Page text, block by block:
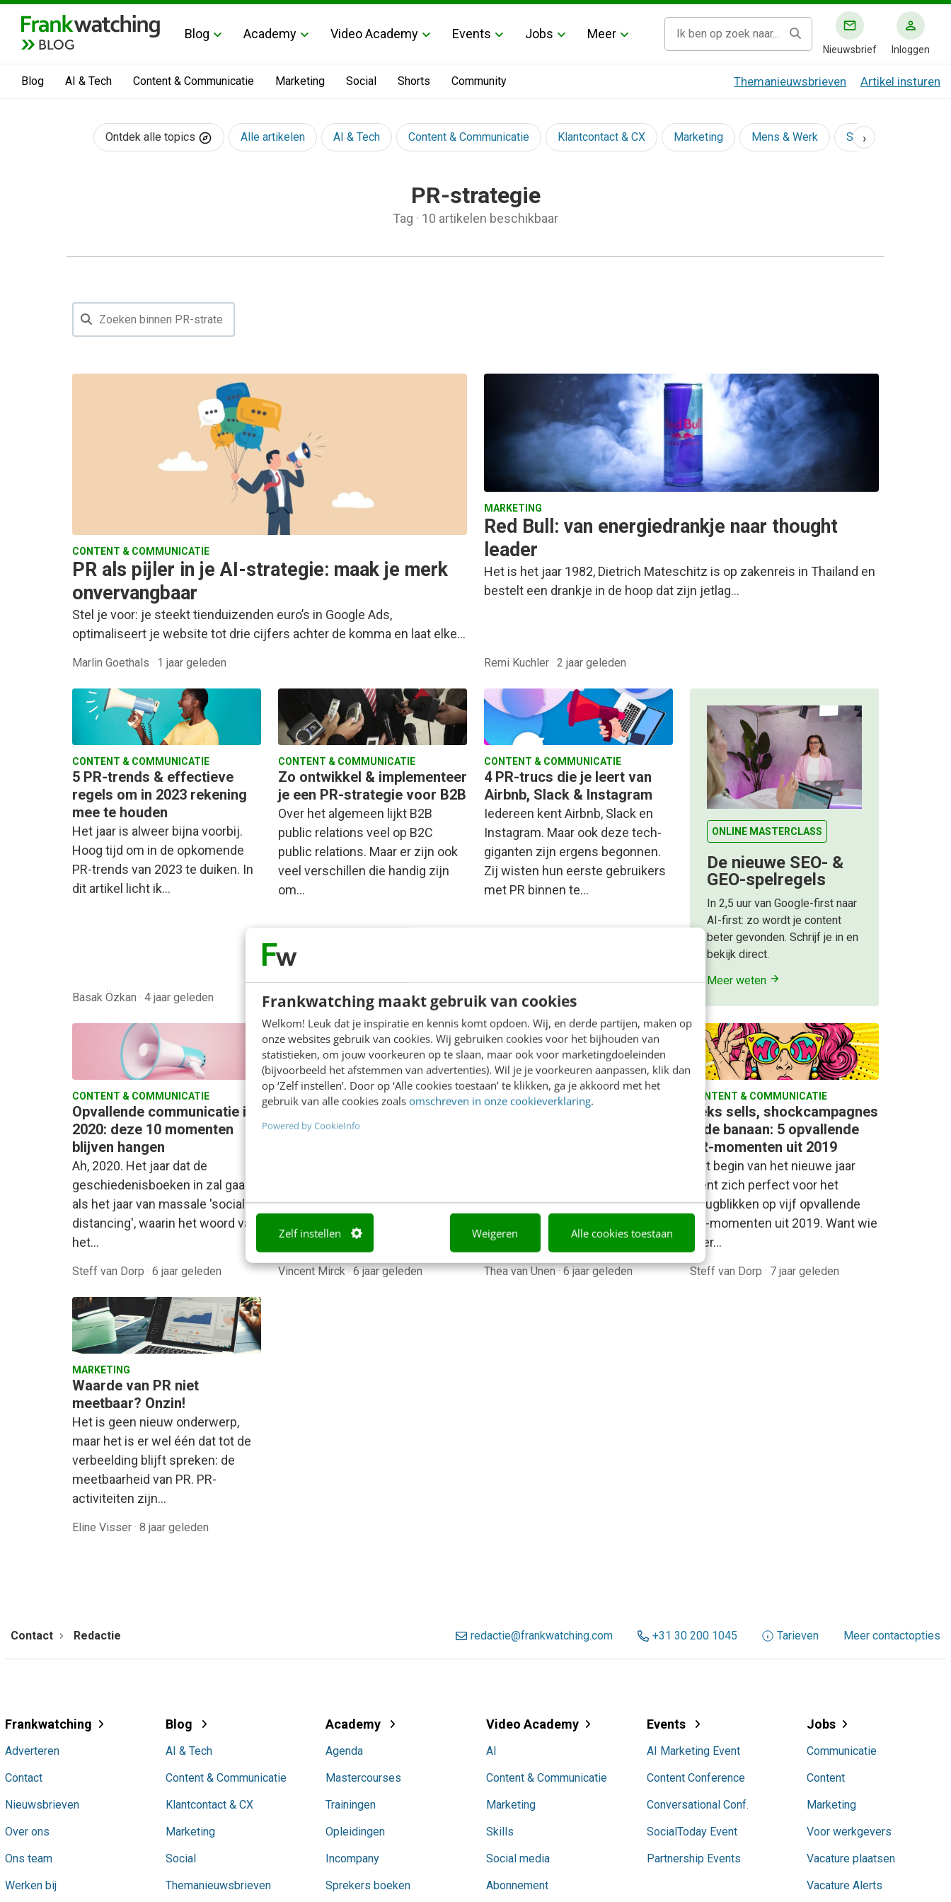
Frankwatching maakt gebruik van cookies
Welkom! Leuk dat je inspiratie en kennis komt opdoen. Wij, en derde partijen, maken op
onze websites gebruik van cookies. Wij gebruiken cookies voor het bijhouden van
statistieken, om jouw voorkeuren op te slaan, maar ook voor marketingdoeleinden
(bijvoorbeeld het afstemmen van advertenties). Wil je je voorkeuren aanpassen, klik dan
op ‘Zelf instellen’. Door op ‘Alle cookies toestaan’ te klikken, ga je akkoord met het
gebruik van alle cookies zoals omschreven in onze cookieverklaring.
Powered by CookieInfo
Zelf instellen Weigeren Alle cookies toestaan
BLOG
Blog Academy Video Academy Events Jobs Meer
Nieuwsbrief Inloggen
Blog AI & Tech Content & Communicatie Marketing Social Shorts Community Themanieuwsbrieven Artikel insturen
Ontdek alle topics Alle artikelen AI & Tech Content & Communicatie Klantcontact & CX Marketing Mens & Werk Social
›
PR-strategie
Tag · 10 artikelen beschikbaar
CONTENT & COMMUNICATIE
PR als pijler in je AI-strategie: maak je merk
onvervangbaar
Stel je voor: je steekt tienduizenden euro’s in Google Ads,
optimaliseert je website tot drie cijfers achter de komma en laat elke…
Marlin Goethals · 1 jaar geleden
MARKETING
Red Bull: van energiedrankje naar thought
leader
Het is het jaar 1982, Dietrich Mateschitz is op zakenreis in Thailand en
bestelt een drankje in de hoop dat zijn jetlag…
Remi Kuchler · 2 jaar geleden
CONTENT & COMMUNICATIE
5 PR-trends & effectieve
regels om in 2023 rekening
mee te houden
Het jaar is alweer bijna voorbij.
Hoog tijd om in de opkomende
PR-trends van 2023 te duiken. In
dit artikel licht ik…
Basak Özkan · 4 jaar geleden
CONTENT & COMMUNICATIE
Zo ontwikkel & implementeer
je een PR-strategie voor B2B
Over het algemeen lijkt B2B
public relations veel op B2C
public relations. Maar er zijn ook
veel verschillen die handig zijn
om…
Basak Özkan· 5 jaar geleden
CONTENT & COMMUNICATIE
4 PR-trucs die je leert van
Airbnb, Slack & Instagram
Iedereen kent Airbnb, Slack en
Instagram. Maar ook deze tech-
giganten zijn ergens begonnen.
Zij wisten hun eerste gebruikers
met PR binnen te…
Aaron Mirck· 5 jaar geleden
ONLINE MASTERCLASS
De nieuwe SEO- &
GEO-spelregels
In 2,5 uur van Google-first naar
AI-first: zo wordt je content
beter gevonden. Schrijf je in en
bekijk direct.
Meer weten
CONTENT & COMMUNICATIE
Opvallende communicatie in
2020: deze 10 momenten
blijven hangen
Ah, 2020. Het jaar dat de
geschiedenisboeken in zal gaan
als het jaar van massale 'social
distancing', waarin het woord van
het…
Steff van Dorp · 6 jaar geleden
CONTENT & COMMUNICATIE
verhalen & stakeholders
serieus samenvatten. De kracht
van Public Relations…
Vincent Mirck· 6 jaar geleden
CONTENT & COMMUNICATIE
Niet het persbericht is dood,
gespam spuugzat is en de stijl…
Thea van Unen· 6 jaar geleden
CONTENT & COMMUNICATIE
Seks sells, shockcampagnes
& de banaan: 5 opvallende
PR-momenten uit 2019
Het begin van het nieuwe jaar
leent zich perfect voor het
terugblikken op vijf opvallende
PR-momenten uit 2019. Want wie
is er…
Steff van Dorp · 7 jaar geleden
MARKETING
Waarde van PR niet
meetbaar? Onzin!
Het is geen nieuw onderwerp,
maar het is er wel één dat tot de
verbeelding blijft spreken: de
meetbaarheid van PR. PR-
activiteiten zijn…
Eline Visser · 8 jaar geleden
Contact Redactie redactie@frankwatching.com +31 30 200 1045 Tarieven Meer contactopties
Frankwatching
Adverteren
Contact
Nieuwsbrieven
Over ons
Ons team
Werken bij
Blog
AI & Tech
Content & Communicatie
Klantcontact & CX
Marketing
Social
Themanieuwsbrieven
Academy
Agenda
Mastercourses
Trainingen
Opleidingen
Incompany
Sprekers boeken
Video Academy
AI
Content & Communicatie
Marketing
Skills
Social media
Abonnement
Events
AI Marketing Event
Content Conference
Conversational Conf.
SocialToday Event
Partnership Events
Jobs
Communicatie
Content
Marketing
Voor werkgevers
Vacature plaatsen
Vacature Alerts